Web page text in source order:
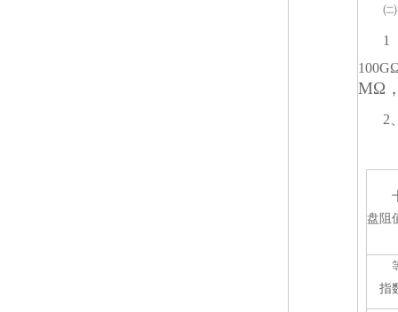
MΩ
2
盘阻
指